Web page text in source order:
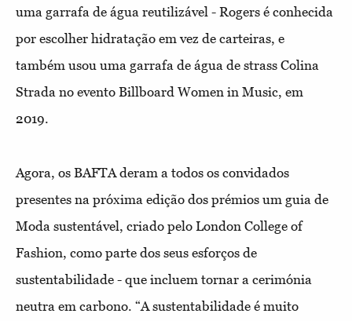
uma garrafa de água reutilizável - Rogers é conhecida
por escolher hidratação em vez de carteiras, e
também usou uma garrafa de água de strass Colina
Strada no evento Billboard Women in Music, em
2019.
Agora, os BAFTA deram a todos os convidados
presentes na próxima edição dos prémios um guia de
Moda sustentável, criado pelo London College of
Fashion, como parte dos seus esforços de
sustentabilidade - que incluem tornar a cerimónia
neutra em carbono. “A sustentabilidade é muito